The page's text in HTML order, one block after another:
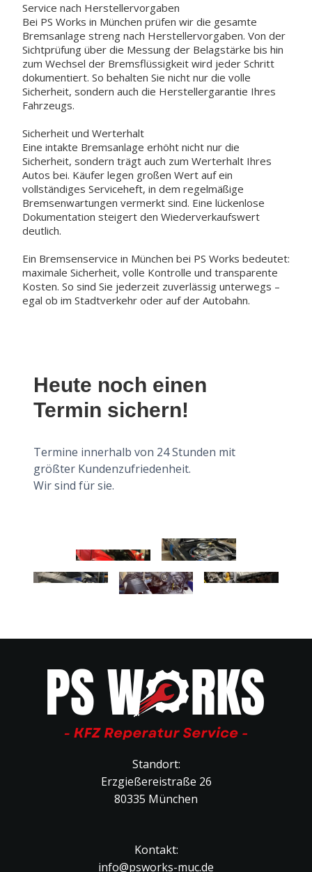
Service nach Herstellervorgaben
Bei PS Works in München prüfen wir die gesamte
Bremsanlage streng nach Herstellervorgaben. Von der
Sichtprüfung über die Messung der Belagstärke bis hin
zum Wechsel der Bremsflüssigkeit wird jeder Schritt
dokumentiert. So behalten Sie nicht nur die volle
Sicherheit, sondern auch die Herstellergarantie Ihres
Fahrzeugs.
Sicherheit und Werterhalt
Eine intakte Bremsanlage erhöht nicht nur die
Sicherheit, sondern trägt auch zum Werterhalt Ihres
Autos bei. Käufer legen großen Wert auf ein
vollständiges Serviceheft, in dem regelmäßige
Bremsenwartungen vermerkt sind. Eine lückenlose
Dokumentation steigert den Wiederverkaufswert
deutlich.
Ein Bremsenservice in München bei PS Works bedeutet:
maximale Sicherheit, volle Kontrolle und transparente
Kosten. So sind Sie jederzeit zuverlässig unterwegs –
egal ob im Stadtverkehr oder auf der Autobahn.
Heute noch einen
Termin sichern!
Termine innerhalb von 24 Stunden mit
größter Kundenzufriedenheit.
Wir sind für sie.
Standort:
Erzgießereistraße 26
80335 München
Kontakt:
info@psworks-muc.de